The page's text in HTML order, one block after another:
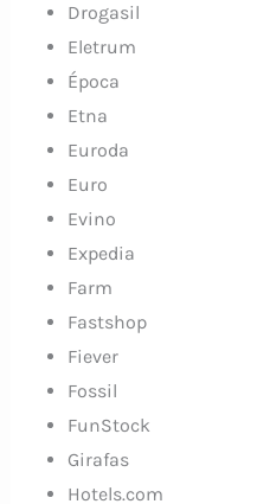
Drogasil
Eletrum
Época
Etna
Euroda
Euro
Evino
Expedia
Farm
Fastshop
Fiever
Fossil
FunStock
Girafas
Hotels.com